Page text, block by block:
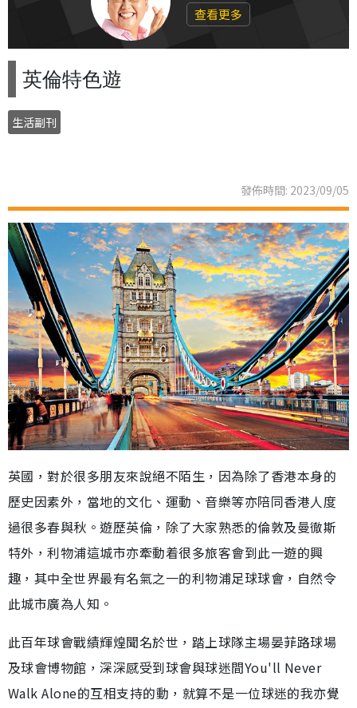
查看更多
英倫特色遊
生活副刊
發佈時間: 2023/09/05
英國，對於很多朋友來說絕不陌生，因為除了香港本身的
歷史因素外，當地的文化、運動、音樂等亦陪同香港人度
過很多春與秋。遊歷英倫，除了大家熟悉的倫敦及曼徹斯
特外，利物浦這城市亦牽動着很多旅客會到此一遊的興
趣，其中全世界最有名氣之一的利物浦足球球會，自然令
此城市廣為人知。
此百年球會戰績輝煌聞名於世，踏上球隊主場晏菲路球場
及球會博物館，深深感受到球會與球迷間You'll Never
Walk Alone的互相支持的動，就算不是一位球迷的我亦覺